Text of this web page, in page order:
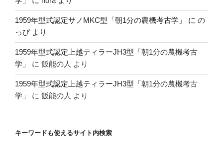
1959年型式認定サノMKC型「朝1分の農機考古学」 に の
っぴより
1959年型式認定上越ティラーJH3型「朝1分の農機考古
学」
に 飯能の人 より
1959年型式認定上越ティラーJH3型「朝1分の農機考古
学」
に 飯能の人 より
キーワードも使えるサイト内検索